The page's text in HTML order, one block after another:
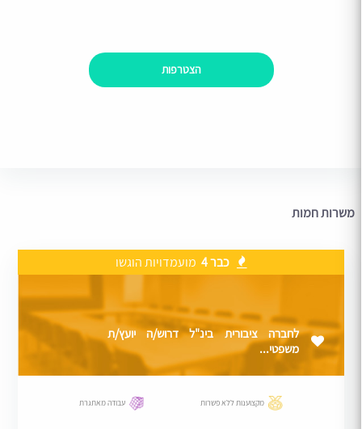
הצטרפות
משרות חמות
כבר 4 מועמדויות הוגשו
לחברה ציבורית בינ"ל דרוש/ה יועץ/ת
משפטי...
מקצוענות ללא פשרות עבודה מאתגרת